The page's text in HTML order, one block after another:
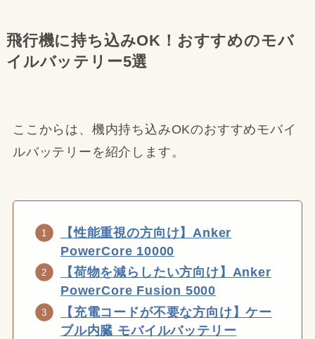
飛行機に持ち込みOK！おすすめのモバ
イルバッテリー5選
ここからは、機内持ち込みOKのおすすめモバイ
ルバッテリーを紹介します。
【性能重視の方向け】Anker
PowerCore 10000
【荷物を減らしたい方向け】Anker
PowerCore Fusion 5000
【充電コードが不要な方向け】ケー
ブル内臓 モバイルバッテリー